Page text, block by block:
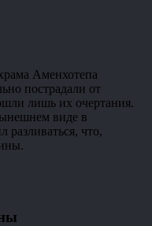
Аменхотепа
пострадали от
лишь их очертания.
виде в
разливаться, что,